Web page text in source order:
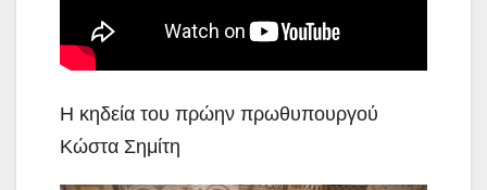
Η κηδεία του πρώην πρωθυπουργού
Κώστα Σημίτη